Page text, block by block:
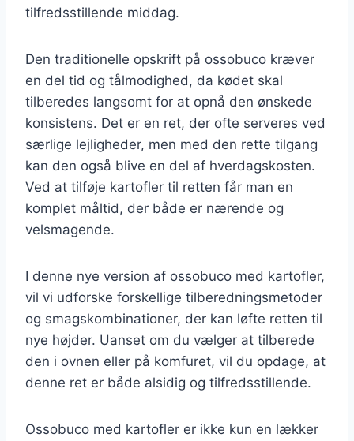
tilfredsstillende middag.
Den traditionelle opskrift på ossobuco kræver
en del tid og tålmodighed, da kødet skal
tilberedes langsomt for at opnå den ønskede
konsistens. Det er en ret, der ofte serveres ved
særlige lejligheder, men med den rette tilgang
kan den også blive en del af hverdagskosten.
Ved at tilføje kartofler til retten får man en
komplet måltid, der både er nærende og
velsmagende.
I denne nye version af ossobuco med kartofler,
vil vi udforske forskellige tilberedningsmetoder
og smagskombinationer, der kan løfte retten til
nye højder. Uanset om du vælger at tilberede
den i ovnen eller på komfuret, vil du opdage, at
denne ret er både alsidig og tilfredsstillende.
Ossobuco med kartofler er ikke kun en lækker